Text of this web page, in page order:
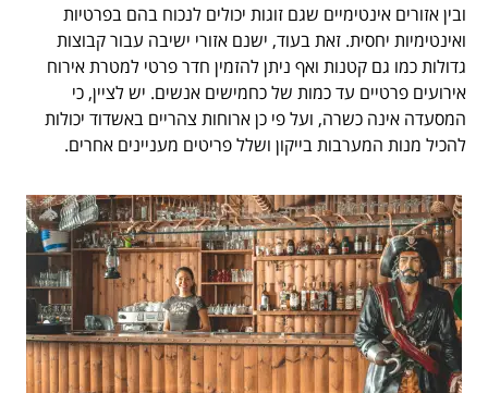
ובין אזורים אינטימיים שגם זוגות יכולים לנכוח בהם בפרטיות
ואינטימיות יחסית. זאת בעוד, ישנם אזורי ישיבה עבור קבוצות
גדולות כמו גם קטנות ואף ניתן להזמין חדר פרטי למטרת אירוח
אירועים פרטיים עד כמות של כחמישים אנשים. יש לציין, כי
המסעדה אינה כשרה, ועל פי כן ארוחות צהריים באשדוד יכולות
להכיל מנות המערבות בייקון ושלל פריטים מעניינים אחרים.